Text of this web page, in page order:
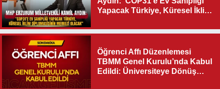
Yapacak Türkiye, Küresel İklim
Olacak"
Öğrenci Affı Düzenlemesi
TBMM Genel Kurulu’nda Kabul
Edildi: Üniversiteye Dönüş